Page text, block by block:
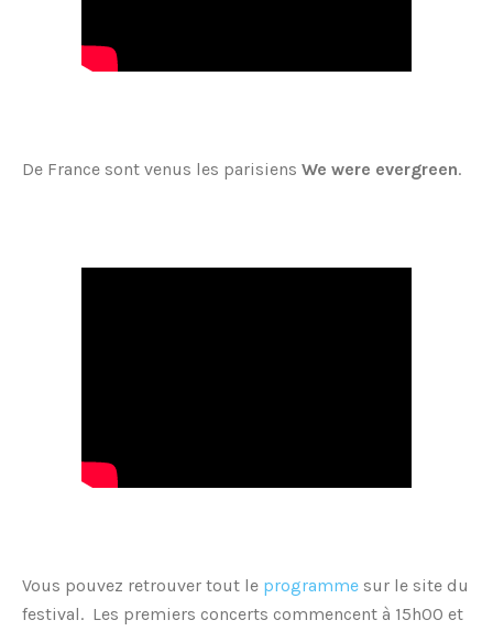
De France sont venus les parisiensWe were evergreen.
Vous pouvez retrouver tout le programme sur le site du
festival. Les premiers concerts commencent à 15h00 et